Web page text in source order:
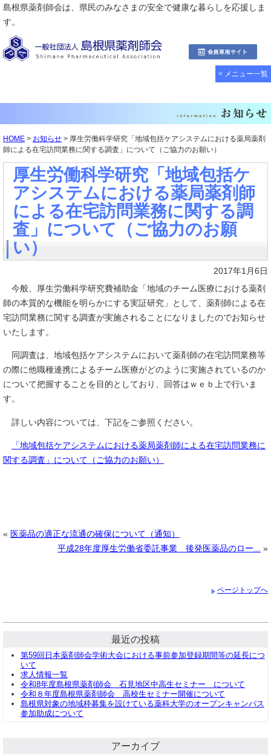
島根県薬剤師会は、県民のみなさまの安全で健康な暮らしを応援しま
す。
< メニュー一覧
HOME > お知らせ > 厚生労働科学研究「地域包括ケアシステムにおける薬局薬剤
師による在宅訪問業務に関する調査」について（ご協力のお願い）
厚生労働科学研究「地域包括ケ
アシステムにおける薬局薬剤師
による在宅訪問業務に関する調
査」について（ご協力のお願
い）
2017年1月6日
今般、厚生労働科学研究費補助金「地域のチーム医療における薬剤
師の本質的な機能を明らかにする実証研究」として、薬剤師による在
宅訪問業務に関する調査が実施されることになりましたのでお知らせ
いたします。
同調査は、地域包括ケアシステムにおいて薬剤師の在宅訪問業務等
の際に他職種連携によるチーム医療がどのように実施されているのか
について把握することを目的としており、回答はｗｅｂ上で行いま
す。
詳しい内容については、下記をご参照ください。
「地域包括ケアシステムにおける薬局薬剤師による在宅訪問業務に
関する調査」について（ご協力のお願い）
« 医薬品の適正な流通の確保について（通知）
平成28年度厚生労働省委託事業 後発医薬品のロー...
»
ページトップへ
最近の投稿
第59回日本薬剤師会学術大会における事前参加登録期間等の延長につ
いて
求人情報一覧
令和8年度島根県薬剤師会 石見地区中高生セミナー について
令和８年度島根県薬剤師会 高校生セミナー開催について
島根県対象の地域枠募集を設けている薬科大学のオープンキャンパス
参加助成について
アーカイブ